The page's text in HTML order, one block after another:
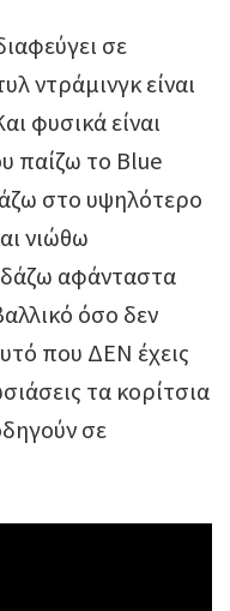
σε
ντράμινγκ είναι
φυσικά είναι
παίζω το Blue
στο υψηλότερο
νιώθω
αφάνταστα
όσο δεν
που ΔΕΝ έχεις
τα κορίτσια
σε